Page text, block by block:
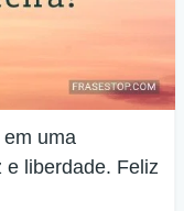
uma
e liberdade. Feliz